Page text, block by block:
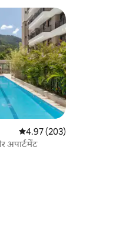
औसत रेटिंग 5 में से 4.97,
4.97 (203)
अपार्टमेंट